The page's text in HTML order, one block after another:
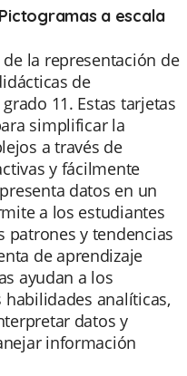
a escala
la representación de
de
11. Estas tarjetas
simplificar la
a través de
y fácilmente
datos en un
a los estudiantes
patrones y tendencias
de aprendizaje
ayudan a los
analíticas,
datos y
información